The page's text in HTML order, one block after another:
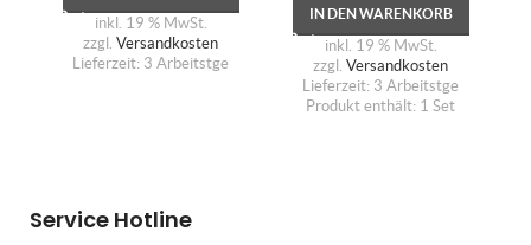
inkl. 19 % MwSt.
zzgl. Versandkosten
Lieferzeit: 3 Arbeitstge
IN DEN WARENKORB
inkl. 19 % MwSt.
zzgl. Versandkosten
Lieferzeit: 3 Arbeitstge
Produkt enthält: 1 Set
Service Hotline